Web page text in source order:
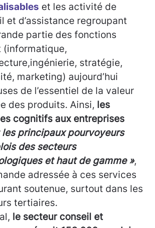
et les activité de
et d’assistance regroupant
partie des fonctions
(informatique,
stratégie,
marketing) aujourd’hui
de l’essentiel de la valeur
des produits. Ainsi, les
cognitifs aux entreprises
les principaux pourvoyeurs
des secteurs
et haut de gamme »,
adressée à ces services
soutenue, surtout dans les
tertiaires.
le secteur conseil et